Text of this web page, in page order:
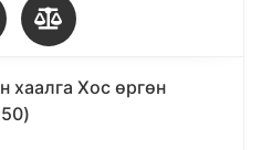
хаалга Хос өргөн